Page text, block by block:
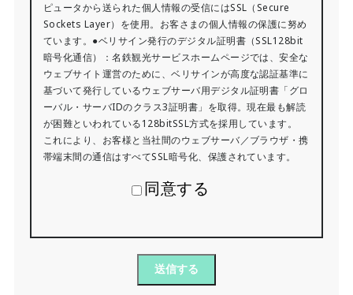
ピュータから送られた個人情報の受信にはSSL（Secure
Sockets Layer）を使用。お客さまの個人情報の保護に努め
ています。●ベリサイン発行のデジタル証明書（SSL128bit
暗号化通信）：名鉄観光サービスホームページでは、安全な
ウェブサイト運営のために、ベリサインが高度な認証基準に
基づいて発行しているウェブサーバ用デジタル証明書「グロ
ーバル・サーバIDのクラス3証明書」を取得。現在最も解読
が困難といわれている128bitSSL方式を採用しています。
これにより、お客様と当社間のウェブサーバ／ブラウザ・携
帯端末間の通信はすべてSSL暗号化、保護されています。
同意する